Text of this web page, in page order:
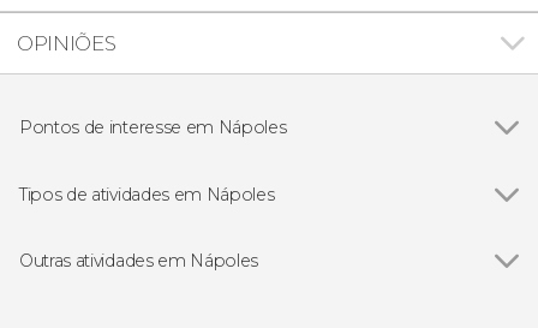
OPINIÕES
Pontos de interesse em Nápoles
Museo Arqueológico de Nápoles
Parque Arqueológico Subaquático de Baia
Tipos de atividades em Nápoles
Visitas guiadas e free tours
Outras atividades em Nápoles